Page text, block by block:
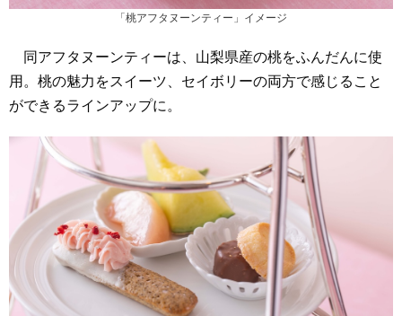
「桃アフタヌーンティー」イメージ
同アフタヌーンティーは、山梨県産の桃をふんだんに使
用。桃の魅力をスイーツ、セイボリーの両方で感じること
ができるラインアップに。